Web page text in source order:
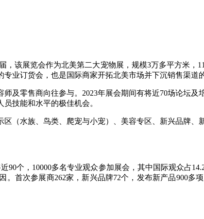
该展览会作为北美第二大宠物展，规模3万多平方米，
业订货会，也是国际商家开拓北美市场并下沉销售渠道
及零售商向往参与。2023年展会期间有将近70场论坛
技能和水平的极佳机会。
（水族、鸟类、爬宠与小宠）、美容专区、新兴品牌
90个，10000多名专业观众参加展会，其中国际观众占
首次参展商262家，新兴品牌72个，发布新产品900多